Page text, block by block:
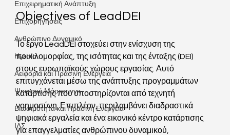
Επιχειρηματική Ανάπτυξη
Επιχορηγήσεις
Ανθρώπινο Δυναμικό
Ηγεσία
Αειφορία και Πράσινη Ενέργεια
Ψηφιακό Μάρκετινγκ
Βιωσιμότητα και Πράσινη Ενέργεια
ΙΔΣ
Objectives of LeadDEI
Το έργο LeadDEI στοχεύει στην ενίσχυση της
ποικιλομορφίας, της ισότητας και της ένταξης (DEI)
στους ευρωπαϊκούς χώρους εργασίας. Αυτό
επιτυγχάνεται μέσω της ανάπτυξης προγραμμάτων
κατάρτισης που υποστηρίζονται από τεχνητή
νοημοσύνη. Επιπλέον, περιλαμβάνει διαδραστικά
ψηφιακά εργαλεία και ένα εικονικό κέντρο κατάρτισης
για επαγγελματίες ανθρώπινου δυναμικού,